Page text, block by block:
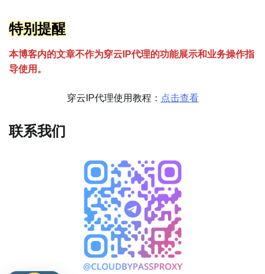
特别提醒
本博客内的文章不作为穿云 P代理的功能展示和业务操作指
导使用。
穿云IP代理使用教程： 点击查看
联系我们